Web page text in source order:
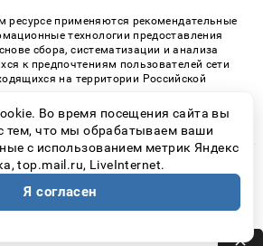
применяются рекомендательные
технологии предоставления
сбора, систематизации и анализа
к предпочтениям пользователей сети
на территории Российской
применения рекомендательных
рекламно-обменной сети
«СМИ2» (PDF)
| Все права защищены
категория сайта 16+
конфиденциальности
Во время посещения сайта вы
тем, что мы обрабатываем ваши
с использованием метрик Яндекс
top.mail.ru, LiveInternet.
Я согласен